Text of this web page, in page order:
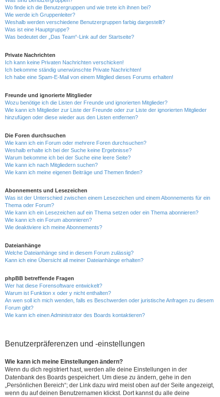
Wo finde ich die Benutzergruppen und wie trete ich ihnen bei?
Wie werde ich Gruppenleiter?
Weshalb werden verschiedene Benutzergruppen farbig dargestellt?
Was ist eine Hauptgruppe?
Was bedeutet der „Das Team“-Link auf der Startseite?
Private Nachrichten
Ich kann keine Privaten Nachrichten verschicken!
Ich bekomme ständig unerwünschte Private Nachrichten!
Ich habe eine Spam-E-Mail von einem Mitglied dieses Forums erhalten!
Freunde und ignorierte Mitglieder
Wozu benötige ich die Listen der Freunde und ignorierten Mitglieder?
Wie kann ich Mitglieder zur Liste der Freunde oder zur Liste der ignorierten Mitglieder
hinzufügen oder diese wieder aus den Listen entfernen?
Die Foren durchsuchen
Wie kann ich ein Forum oder mehrere Foren durchsuchen?
Weshalb erhalte ich bei der Suche keine Ergebnisse?
Warum bekomme ich bei der Suche eine leere Seite?
Wie kann ich nach Mitgliedern suchen?
Wie kann ich meine eigenen Beiträge und Themen finden?
Abonnements und Lesezeichen
Was ist der Unterschied zwischen einem Lesezeichen und einem Abonnements für ein
Thema oder Forum?
Wie kann ich ein Lesezeichen auf ein Thema setzen oder ein Thema abonnieren?
Wie kann ich ein Forum abonnieren?
Wie deaktiviere ich meine Abonnements?
Dateianhänge
Welche Dateianhänge sind in diesem Forum zulässig?
Kann ich eine Übersicht all meiner Dateianhänge erhalten?
phpBB betreffende Fragen
Wer hat diese Forensoftware entwickelt?
Warum ist Funktion x oder y nicht enthalten?
An wen soll ich mich wenden, falls es Beschwerden oder juristische Anfragen zu diesem
Forum gibt?
Wie kann ich einen Administrator des Boards kontaktieren?
Benutzerpräferenzen und -einstellungen
Wie kann ich meine Einstellungen ändern?
Wenn du dich registriert hast, werden alle deine Einstellungen in der
Datenbank des Boards gespeichert. Um diese zu ändern, gehe in den
„Persönlichen Bereich“; der Link dazu wird meist oben auf der Seite angezeigt,
wenn du auf deinen Benutzernamen klickst. Dort kannst du alle deine